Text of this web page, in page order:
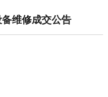
维修成交公告